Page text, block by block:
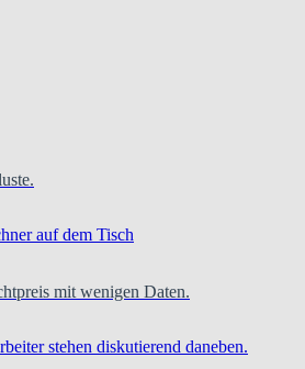
mit wenigen Daten.